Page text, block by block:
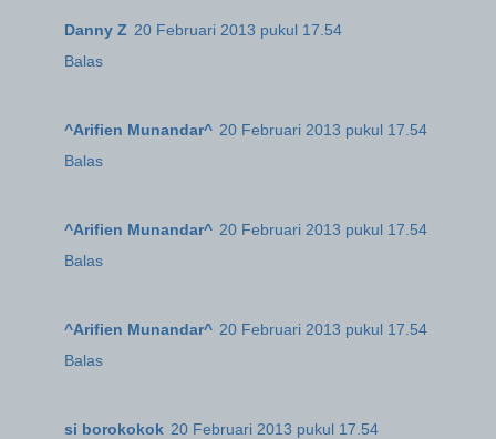
Danny Z 20 Februari 2013 pukul 17.54
Balas
^Arifien Munandar^ 20 Februari 2013 pukul 17.54
Balas
^Arifien Munandar^ 20 Februari 2013 pukul 17.54
Balas
^Arifien Munandar^ 20 Februari 2013 pukul 17.54
Balas
si borokokok 20 Februari 2013 pukul 17.54